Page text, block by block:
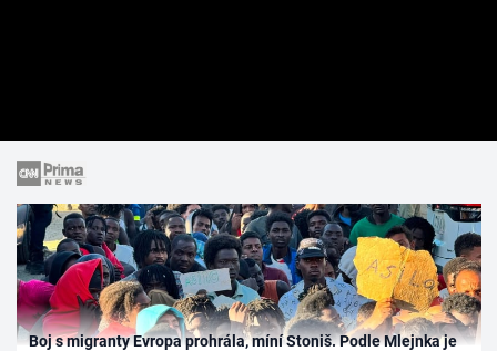
Boj s migranty Evropa prohrála, míní Stoniš. Podle Mlejnka je